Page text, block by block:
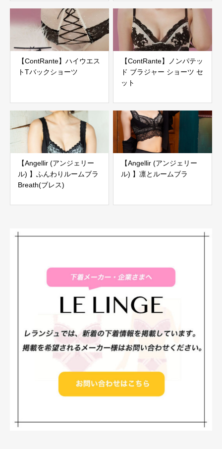
【ContRante】ハイウエス
トTバックショーツ
【ContRante】ノンパテッ
ド ブラジャー ショーツ セ
ット
【Angellir (アンジェリー
ル) 】ふんわりルームブラ
Breath(ブレス)
【Angellir (アンジェリー
ル) 】凛とルームブラ